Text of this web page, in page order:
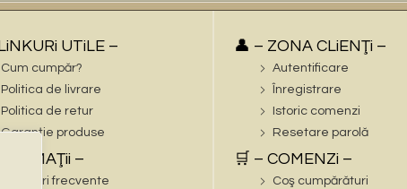
UTiLE –
Cum cumpăr?
Politica de livrare
Politica de retur
Garanție produse
–
Întrebări frecvente
👤 – ZONA CLiENŢi –
Autentificare
Înregistrare
Istoric comenzi
Resetare parolă
🛒 – COMENZi –
Coş cumpărături